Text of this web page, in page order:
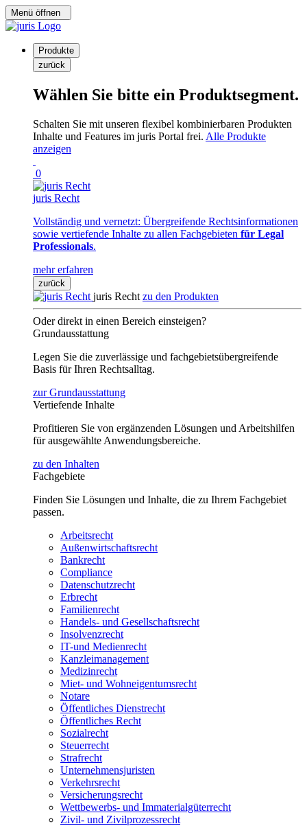
Menü öffnen
Produkte
zurück
Wählen Sie bitte ein Produktsegment.
Schalten Sie mit unseren flexibel kombinierbaren Produkten
Inhalte und Features im juris Portal frei. Alle Produkte
anzeigen
0
juris Recht
Vollständig und vernetzt: Übergreifende Rechtsinformationen
sowie vertiefende Inhalte zu allen Fachgebieten für Legal
Professionals.
mehr erfahren
zurück
juris Recht zu den Produkten
Oder direkt in einen Bereich einsteigen?
Grundausstattung
Legen Sie die zuverlässige und fachgebietsübergreifende
Basis für Ihren Rechtsalltag.
zur Grundausstattung
Vertiefende Inhalte
Profitieren Sie von ergänzenden Lösungen und Arbeitshilfen
für ausgewählte Anwendungsbereiche.
zu den Inhalten
Fachgebiete
Finden Sie Lösungen und Inhalte, die zu Ihrem Fachgebiet
passen.
Arbeitsrecht
Außenwirtschaftsrecht
Bankrecht
Compliance
Datenschutzrecht
Erbrecht
Familienrecht
Handels- und Gesellschaftsrecht
Insolvenzrecht
IT-und Medienrecht
Kanzleimanagement
Medizinrecht
Miet- und Wohneigentumsrecht
Notare
Öffentliches Dienstrecht
Öffentliches Recht
Sozialrecht
Steuerrecht
Strafrecht
Unternehmensjuristen
Verkehrsrecht
Versicherungsrecht
Wettbewerbs- und Immaterialgüterrecht
Zivil- und Zivilprozessrecht